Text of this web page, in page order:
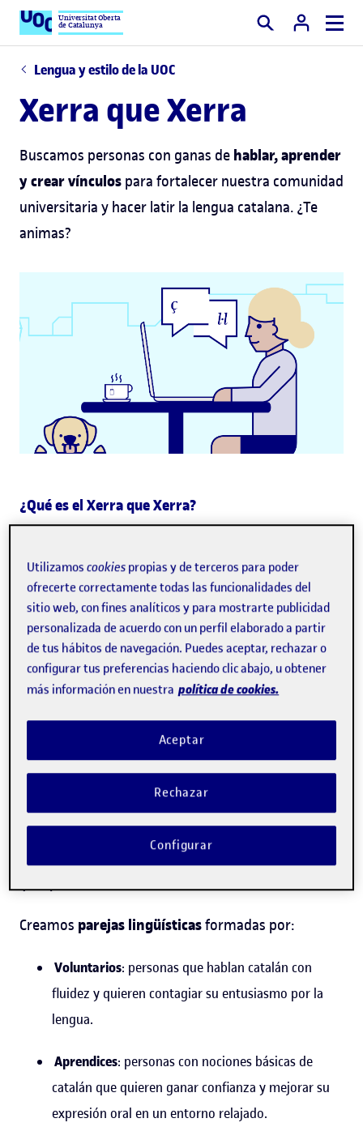
Universitat Oberta
de Catalunya Buscar
Lengua y estilo de la UOC
Xerra que Xerra
Buscamos personas con ganas de hablar, aprender
y crear vínculos para fortalecer nuestra comunidad
universitaria y hacer latir la lengua catalana. ¿Te
animas?
¿Qué es el Xerra que Xerra?
¿Cómo funciona?
¿Quiénes pueden formar parte?
¿Qué modalidades existen?
¿Qué es el Xerra que Xerra?
El Xerra que Xerra es elprograma de voluntariado
colaboración con el Consorci per a la Normalització
) y el Voluntariat per la llengua
Creamos parejas lingüísticasformadas por:
Voluntarios: personas que hablan catalán con
fluidez y quieren contagiar su entusiasmo por la
lengua.
Aprendices: personas con nociones básicas de
catalán que quieren ganar confianza y mejorar su
expresión oral en un entorno relajado.
Utilizamoscookies propias y de terceros para poder
ofrecerte correctamente todas las funcionalidades del
sitio web, con fines analíticos y para mostrarte publicidad
personalizada de acuerdo con un perfil elaborado a partir
de tus hábitos de navegación. Puedes aceptar, rechazar o
configurar tus preferencias haciendo clic abajo, u obtener
más información en nuestra política de cookies.
Rechazar
Aceptar
Configurar